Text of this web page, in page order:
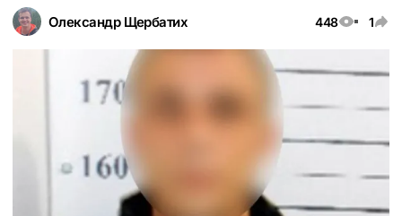
Олександр Щербатих 448 1